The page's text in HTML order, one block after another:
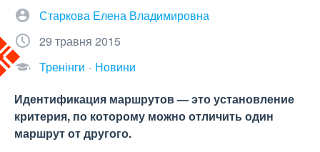
Старкова Елена Владимировна
29 травня 2015
Тренінги
Новини
Идентификация маршрутов — это установление
критерия, по которому можно отличить один
маршрут от другого.